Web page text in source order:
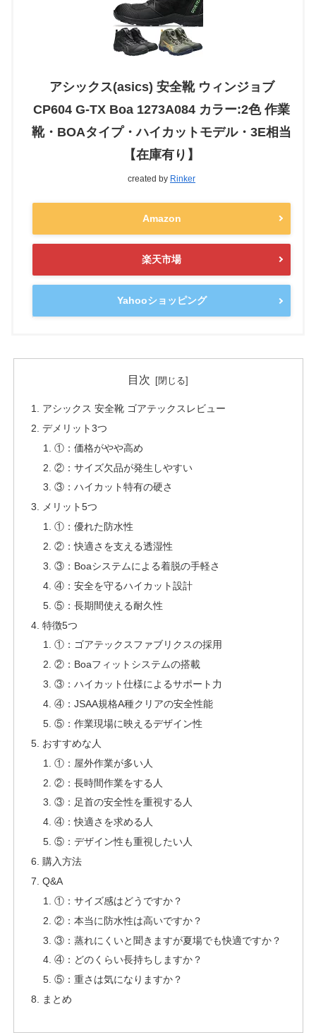
アシックス(asics) 安全靴 ウィンジョブ
CP604 G-TX Boa 1273A084 カラー:2色 作業
靴・BOAタイプ・ハイカットモデル・3E相当
【在庫有り】
created by Rinker
Amazon
楽天市場
Yahooショッピング
目次
アシックス 安全靴 ゴアテックスレビュー
デメリット3つ
①：価格がやや高め
②：サイズ欠品が発生しやすい
③：ハイカット特有の硬さ
メリット5つ
①：優れた防水性
②：快適さを支える透湿性
③：Boaシステムによる着脱の手軽さ
④：安全を守るハイカット設計
⑤：長期間使える耐久性
特徴5つ
①：ゴアテックスファブリクスの採用
②：Boaフィットシステムの搭載
③：ハイカット仕様によるサポート力
④：JSAA規格A種クリアの安全性能
⑤：作業現場に映えるデザイン性
おすすめな人
①：屋外作業が多い人
②：長時間作業をする人
③：足首の安全性を重視する人
④：快適さを求める人
⑤：デザイン性も重視したい人
購入方法
Q&A
①：サイズ感はどうですか？
②：本当に防水性は高いですか？
③：蒸れにくいと聞きますが夏場でも快適ですか？
④：どのくらい長持ちしますか？
⑤：重さは気になりますか？
まとめ